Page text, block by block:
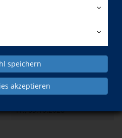
speichern
akzeptieren
Dozentin
Wann?
Di., 06.10.2026
Fr., 09.10.2026